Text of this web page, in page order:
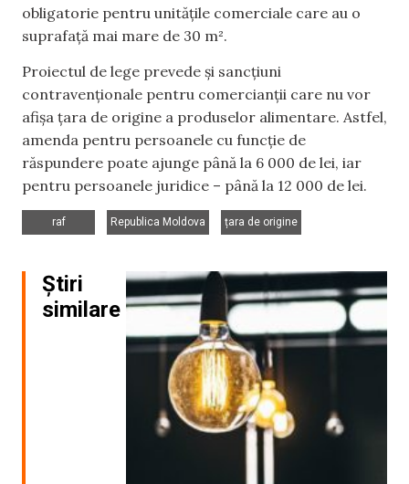
obligatorie pentru unitățile comerciale care au o
suprafață mai mare de 30 m².
Proiectul de lege prevede și sancțiuni
contravenționale pentru comercianții care nu vor
afișa țara de origine a produselor alimentare. Astfel,
amenda pentru persoanele cu funcție de
răspundere poate ajunge până la 6 000 de lei, iar
pentru persoanele juridice – până la 12 000 de lei.
raf
Republica Moldova
țara de origine
Știri
similare